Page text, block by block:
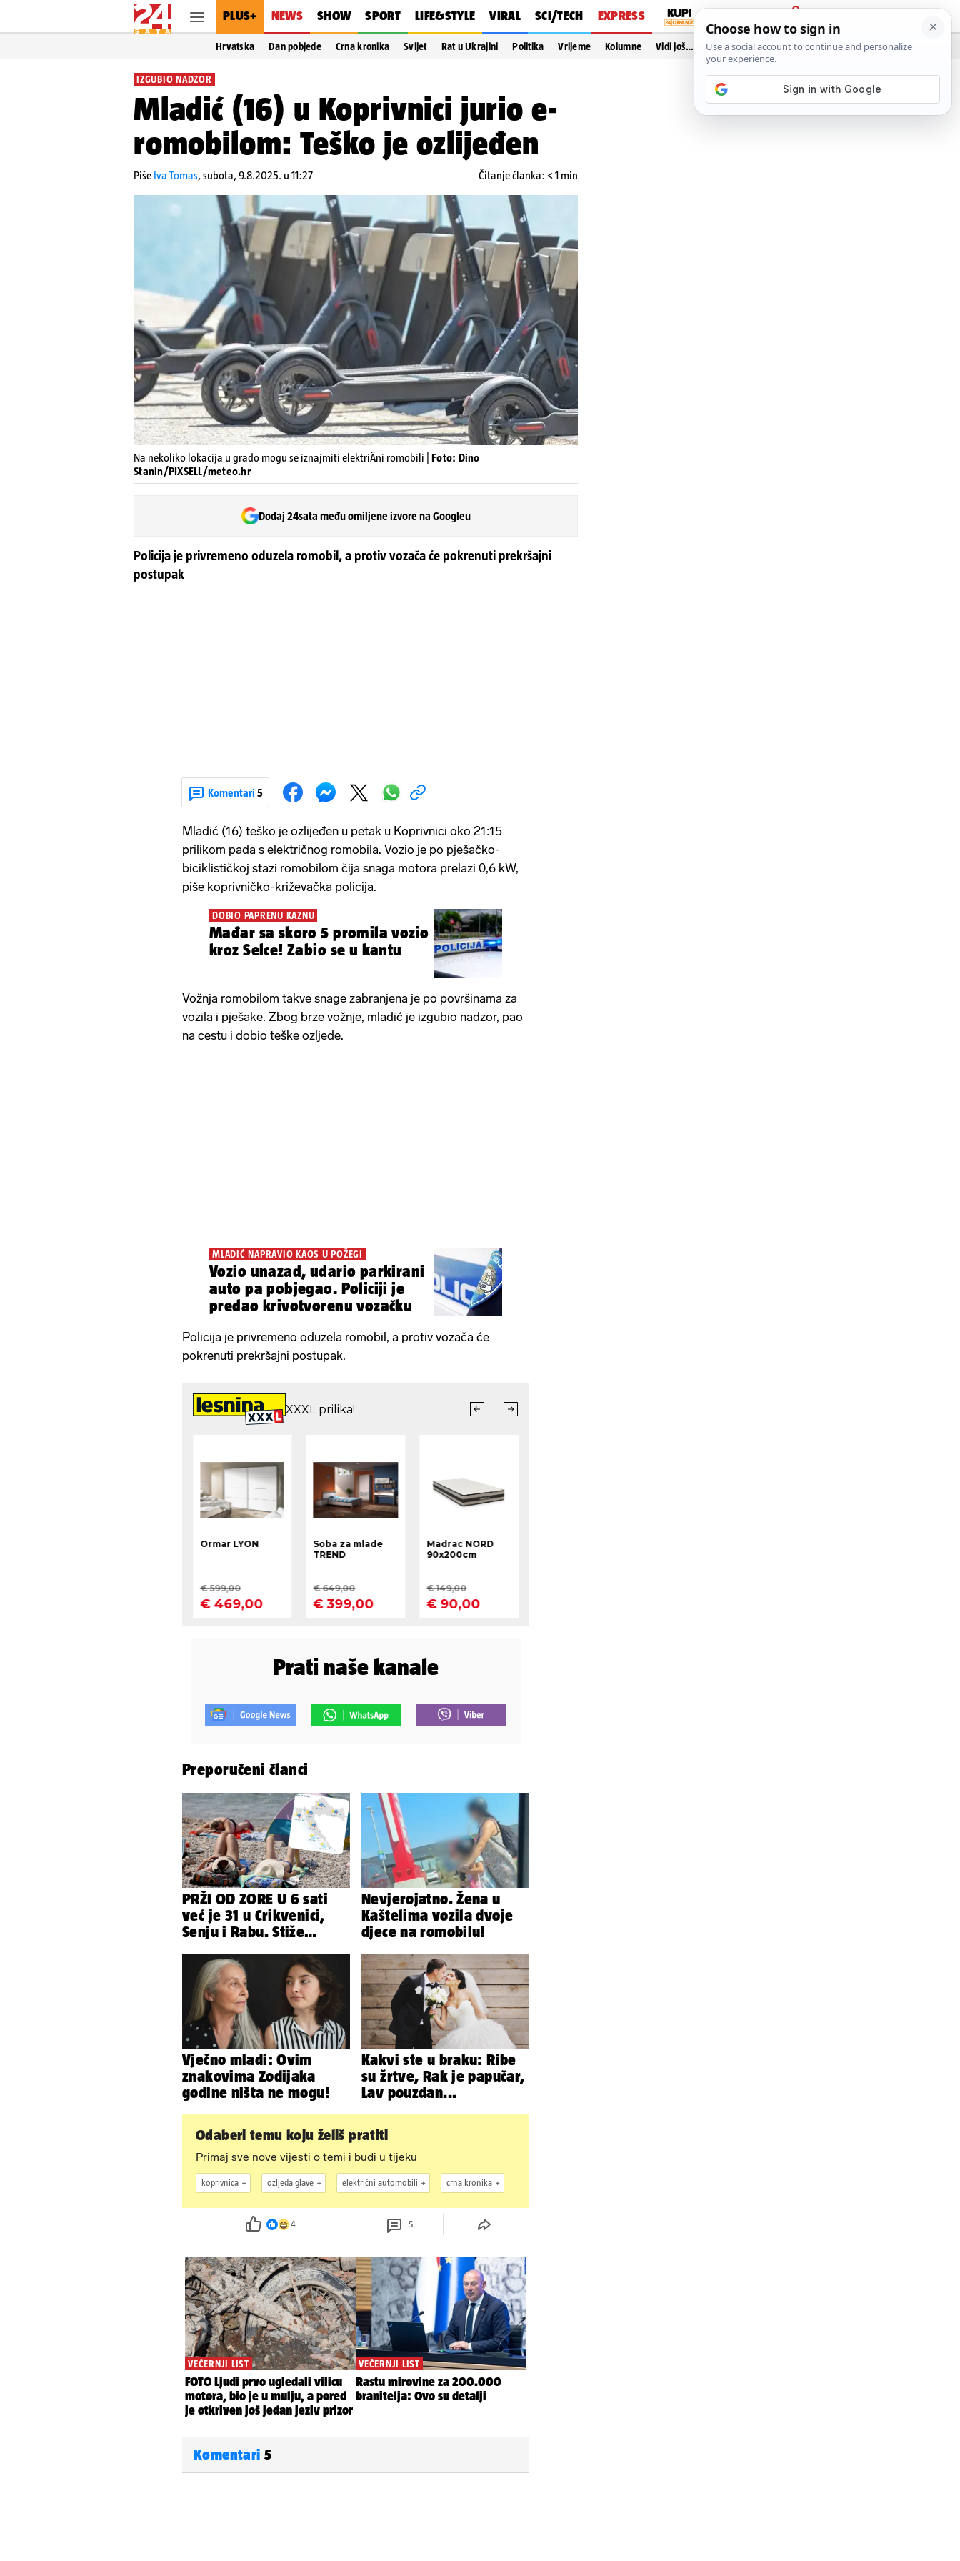
PLUS+ NEWS SHOW SPORT LIFE&STYLE VIRAL SCI/TECH EXPRESS
PRIJAVA
Hrvatska Dan pobjede Crna kronika Svijet Rat u Ukrajini Politika Vrijeme Kolumne Vidi još…
IZGUBIO NADZOR
Mladić (16) u Koprivnici jurio e-
romobilom: Teško je ozlijeđen
Piše Iva Tomas,subota, 9.8.2025. u 11:27 Čitanje članka: < 1 min
Na nekoliko lokacija u grado mogu se iznajmiti elektriÄni romobili | Foto: Dino
Stanin/PIXSELL/meteo.hr
Dodaj 24sata među omiljene izvore na Googleu
Policija je privremeno oduzela romobil, a protiv vozača će pokrenuti prekršajni
postupak
Komentari 5
Mladić (16) teško je ozlijeđen u petak u Koprivnici oko 21:15
prilikom pada s električnog romobila. Vozio je po pješačko-
biciklističkoj stazi romobilom čija snaga motora prelazi 0,6 kW,
piše koprivničko-križevačka policija.
DOBIO PAPRENU KAZNU
Mađar sa skoro 5 promila vozio
kroz Selce! Zabio se u kantu
Vožnja romobilom takve snage zabranjena je po površinama za
vozila i pješake. Zbog brze vožnje, mladić je izgubio nadzor, pao
na cestu i dobio teške ozljede.
MLADIĆ NAPRAVIO KAOS U POŽEGI
Vozio unazad, udario parkirani
auto pa pobjegao. Policiji je
predao krivotvorenu vozačku
Policija je privremeno oduzela romobil, a protiv vozača će
pokrenuti prekršajni postupak.
Prati naše kanale
Preporučeni članci
PRŽI OD ZORE U 6 sati
već je 31 u Crikvenici,
Senju i Rabu. Stiže
jaka bura
Nevjerojatno. Žena u
Kaštelima vozila dvoje
djece na romobilu!
Vječno mladi: Ovim
znakovima Zodijaka
godine ništa ne mogu!
Kakvi ste u braku: Ribe
su žrtve, Rak je papučar,
Lav pouzdan...
Odaberi temu koju želiš pratiti
Primaj sve nove vijesti o temi i budi u tijeku
koprivnica ozljeda glave električni automobili crna kronika
4 5
Komentari 5